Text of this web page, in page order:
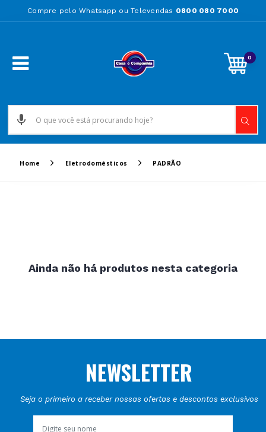
Compre pelo Whatsapp ou Televendas 0800 080 7000
0
Home Eletrodomésticos PADRÃO
Ainda não há produtos nesta categoria
NEWSLETTER
Seja o primeiro a receber nossas ofertas e descontos exclusivos